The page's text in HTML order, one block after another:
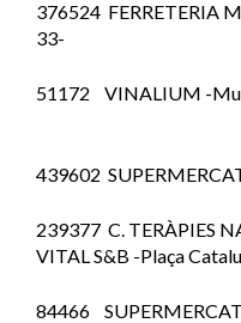
376524 FERRETERIA
33-
51172 VINALIUM -
439602
239377 C. TERÀPIES
VITAL S&B -Plaça
84466